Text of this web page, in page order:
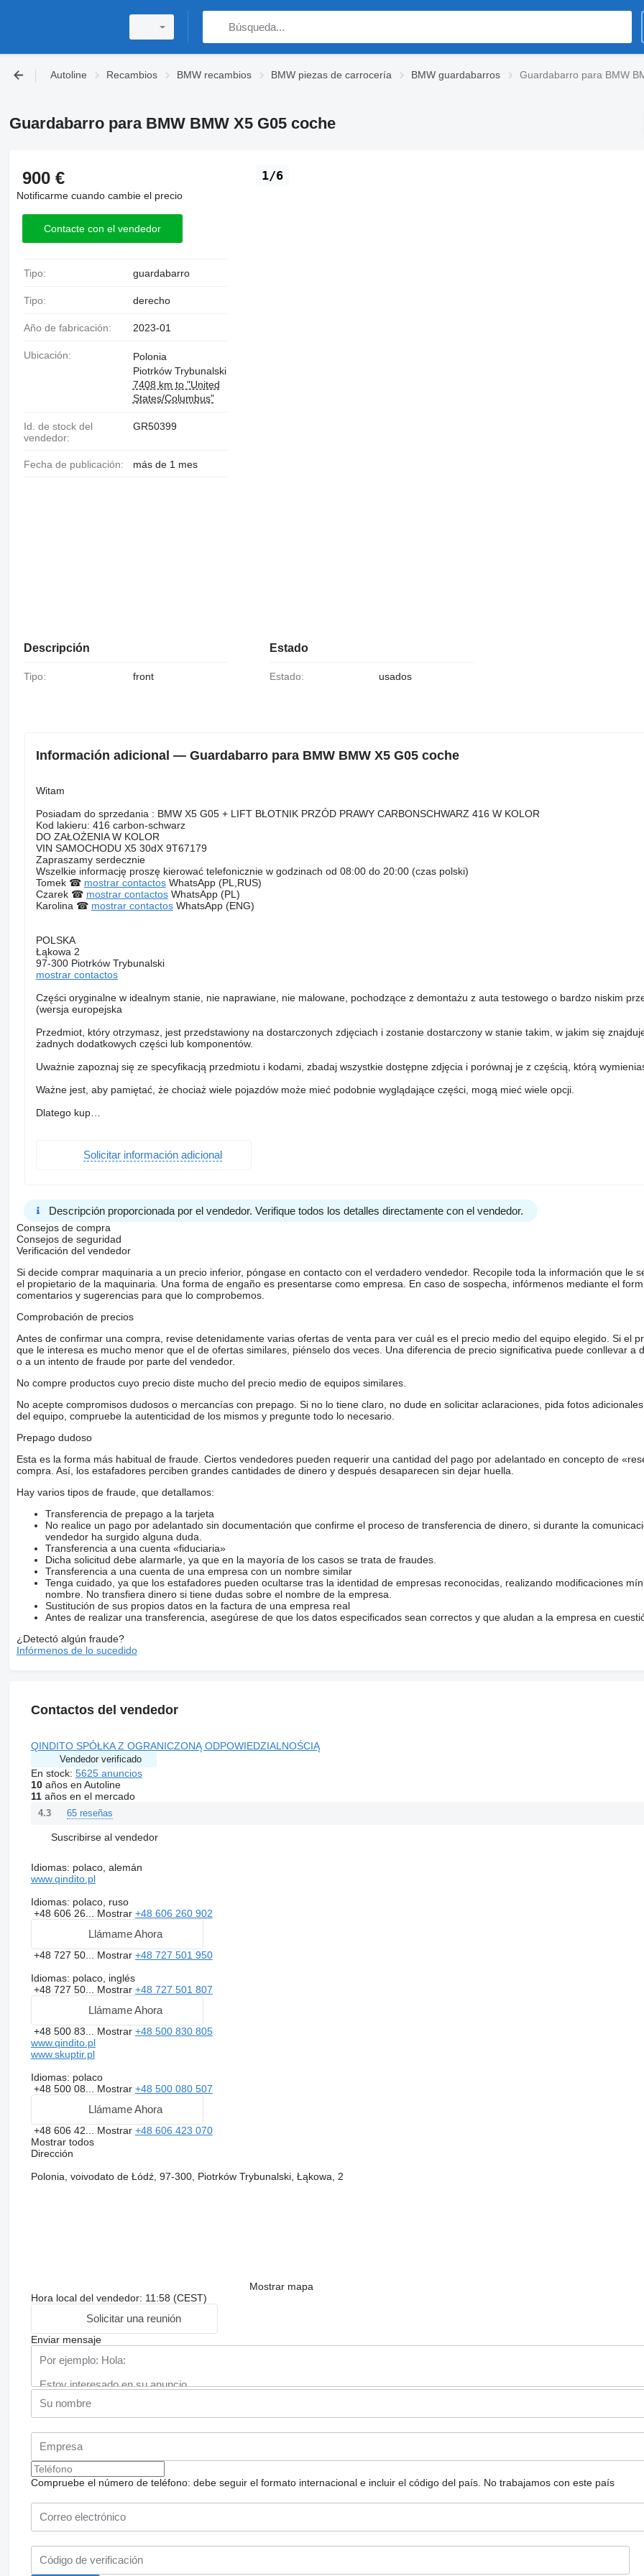
Autoline Recambios BMW recambios BMW piezas de carrocería BMW guardabarros Guardabarro para BMW
Guardabarro para BMW BMW X5 G05 coche
1/6
900 €
Notificarme cuando cambie el precio
Contacte con el vendedor
Tipo: guardabarro
Tipo: derecho
Año de fabricación: 2023-01
Ubicación:
Polonia
Piotrków Trybunalski
7408 km to "United
States/Columbus"
Id. de stock del
vendedor:
GR50399
Fecha de publicación: más de 1 mes
Descripción
Tipo: front
Estado
Estado: usados
Información adicional — Guardabarro para BMW BMW X5 G05 coche
Witam
Posiadam do sprzedania : BMW X5 G05 + LIFT BŁOTNIK PRZÓD PRAWY CARBONSCHWARZ 416 W KOLOR
Kod lakieru: 416 carbon-schwarz
DO ZAŁOŻENIA W KOLOR
VIN SAMOCHODU X5 30dX 9T67179
Zapraszamy serdecznie
Wszelkie informację proszę kierować telefonicznie w godzinach od 08:00 do 20:00 (czas polski)
Tomek ☎ mostrar contactosWhatsApp (PL,RUS)
Czarek ☎ mostrar contactosWhatsApp (PL)
Karolina ☎ mostrar contactosWhatsApp (ENG)
POLSKA
Łąkowa 2
97-300 Piotrków Trybunalski
mostrar contactos
Części oryginalne w idealnym stanie, nie naprawiane, nie malowane, pochodzące z demontażu z auta testowego o bardzo niskim
(wersja europejska
Przedmiot, który otrzymasz, jest przedstawiony na dostarczonych zdjęciach i zostanie dostarczony w stanie takim, w jakim się
żadnych dodatkowych części lub komponentów.
Uważnie zapoznaj się ze specyfikacją przedmiotu i kodami, zbadaj wszystkie dostępne zdjęcia i porównaj je z częścią, którą
Ważne jest, aby pamiętać, że chociaż wiele pojazdów może mieć podobnie wyglądające części, mogą mieć wiele opcji.
Dlatego kup…
Solicitar información adicional
Descripción proporcionada por el vendedor. Verifique todos los detalles directamente con el vendedor.
Consejos de compra
Consejos de seguridad
Verificación del vendedor
Si decide comprar maquinaria a un precio inferior, póngase en contacto con el verdadero vendedor. Recopile toda la información que le
el propietario de la maquinaria. Una forma de engaño es presentarse como empresa. En caso de sospecha, infórmenos mediante el
comentarios y sugerencias para que lo comprobemos.
Comprobación de precios
Antes de confirmar una compra, revise detenidamente varias ofertas de venta para ver cuál es el precio medio del equipo elegido. Si el
que le interesa es mucho menor que el de ofertas similares, piénselo dos veces. Una diferencia de precio significativa puede conllevar a
o a un intento de fraude por parte del vendedor.
No compre productos cuyo precio diste mucho del precio medio de equipos similares.
No acepte compromisos dudosos o mercancías con prepago. Si no lo tiene claro, no dude en solicitar aclaraciones, pida fotos
del equipo, compruebe la autenticidad de los mismos y pregunte todo lo necesario.
Prepago dudoso
Esta es la forma más habitual de fraude. Ciertos vendedores pueden requerir una cantidad del pago por adelantado en concepto de
compra. Así, los estafadores perciben grandes cantidades de dinero y después desaparecen sin dejar huella.
Hay varios tipos de fraude, que detallamos:
Transferencia de prepago a la tarjeta
No realice un pago por adelantado sin documentación que confirme el proceso de transferencia de dinero, si durante la
vendedor ha surgido alguna duda.
Transferencia a una cuenta «fiduciaria»
Dicha solicitud debe alarmarle, ya que en la mayoría de los casos se trata de fraudes.
Transferencia a una cuenta de una empresa con un nombre similar
Tenga cuidado, ya que los estafadores pueden ocultarse tras la identidad de empresas reconocidas, realizando modificaciones
nombre. No transfiera dinero si tiene dudas sobre el nombre de la empresa.
Sustitución de sus propios datos en la factura de una empresa real
Antes de realizar una transferencia, asegúrese de que los datos especificados sean correctos y que aludan a la empresa en
¿Detectó algún fraude?
Infórmenos de lo sucedido
Contactos del vendedor
QINDITO SPÓŁKA Z OGRANICZONĄ ODPOWIEDZIALNOŚCIĄ
Vendedor verificado
En stock: 5625 anuncios
10años en Autoline
11años en el mercado
4.3 65 reseñas
Suscribirse al vendedor
Idiomas: polaco, alemán
www.qindito.pl
Idiomas: polaco, ruso
+48 606 26... Mostrar +48 606 260 902
Llámame Ahora
+48 727 50... Mostrar +48 727 501 950
Idiomas: polaco, inglés
+48 727 50... Mostrar +48 727 501 807
Llámame Ahora
+48 500 83... Mostrar +48 500 830 805
www.qindito.pl
www.skuptir.pl
Idiomas: polaco
+48 500 08... Mostrar +48 500 080 507
Llámame Ahora
+48 606 42... Mostrar +48 606 423 070
Mostrar todos
Dirección
Polonia, voivodato de Łódź, 97-300, Piotrków Trybunalski, Łąkowa, 2
Mostrar mapa
Hora local del vendedor: 11:58 (CEST)
Solicitar una reunión
Enviar mensaje
Compruebe el número de teléfono: debe seguir el formato internacional e incluir el código del país. No trabajamos con este país